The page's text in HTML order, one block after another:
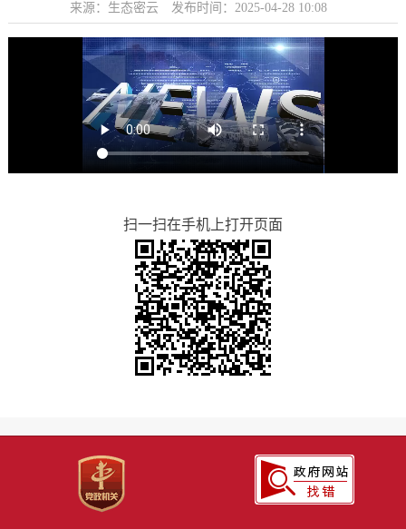
来源：生态密云 发布时间：2025-04-28 10:08
扫一扫在手机上打开页面